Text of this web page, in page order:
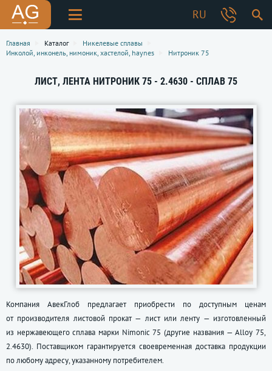
RU
Главная Каталог
Никелевые сплавы
Инколой, инконель, нимоник, хастелой, haynes
Нитроник 75
ЛИСТ, ЛЕНТА НИТРОНИК 75 - 2.4630 - СПЛАВ 75
Компания АвекГлоб предлагает приобрести по доступным ценам
от производителя листовой прокат — лист или ленту — изготовленный
из нержавеющего сплава марки Nimonic 75 (другие названия — Аlloy 75,
2.4630). Поставщиком гарантируется своевременная доставка продукции
по любому адресу, указанному потребителем.